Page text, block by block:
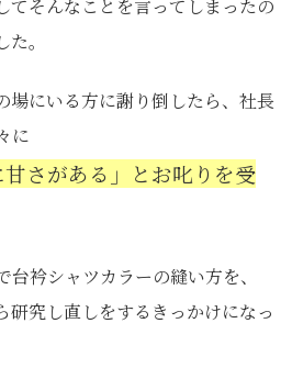
てそんなことを言ってしまったの
。
場にいる方に謝り倒したら、社長
に
甘さがある」とお叱りを受
衿シャツカラーの縫い方を、
研究し直しをするきっかけになっ